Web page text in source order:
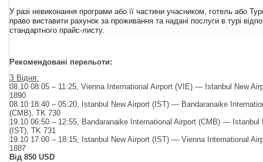
У разі невиконання програми або її частини учасником, готель або
право виставити рахунок за проживання та надані послуги в турі
стандартного прайс-листу.
Рекомендовані перельоти:
З Відня:
08.10 08:05 – 11:25, Vienna International Airport (VIE) — Istanbul New
1890
08.10 18:40 – 05:20, Istanbul New Airport (IST) — Bandaranaike
(CMB), TK 730
19.10 06:50 – 12:55, Bandaranaike International Airport (CMB) — Istanbul
(IST), TK 731
19.10 17:00 – 18:15, Istanbul New Airport (IST) — Vienna International
1887
Від 850 USD